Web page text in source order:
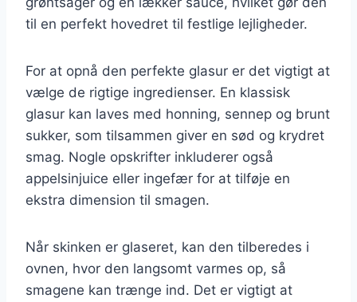
til en perfekt hovedret til festlige lejligheder.
For at opnå den perfekte glasur er det vigtigt at
vælge de rigtige ingredienser. En klassisk
glasur kan laves med honning, sennep og brunt
sukker, som tilsammen giver en sød og krydret
smag. Nogle opskrifter inkluderer også
appelsinjuice eller ingefær for at tilføje en
ekstra dimension til smagen.
Når skinken er glaseret, kan den tilberedes i
ovnen, hvor den langsomt varmes op, så
smagene kan trænge ind. Det er vigtigt at